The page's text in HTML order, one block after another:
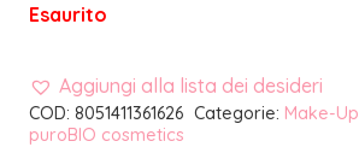
Esaurito
Aggiungi alla lista dei desideri
COD: 8051411361626 Categorie: Make-Up
puroBIO cosmetics